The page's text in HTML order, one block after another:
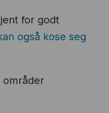
for godt
også kose seg
områder